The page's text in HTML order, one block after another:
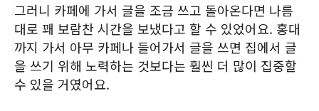
그러니 카페에 가서 글을 조금 쓰고 돌아온다면 나름
대로 꽤 보람찬 시간을 보냈다고 할 수 있었어요. 홍대
까지 가서 아무 카페나 들어가서 글을 쓰면 집에서 글
을 쓰기 위해 노력하는 것보다는 훨씬 더 많이 집중할
수 있을 거였어요.